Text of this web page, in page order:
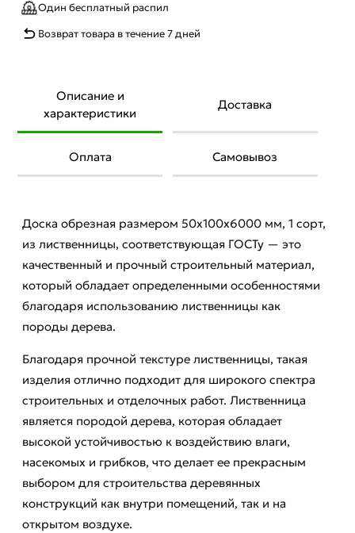
Один бесплатный распил
Возврат товара в течение 7 дней
Описание и
характеристики
Доставка
Оплата Самовывоз
Доска обрезная размером 50х100х6000 мм, 1 сорт,
из лиственницы, соответствующая ГОСТу — это
качественный и прочный строительный материал,
который обладает определенными особенностями
благодаря использованию лиственницы как
породы дерева.
Благодаря прочной текстуре лиственницы, такая
изделия отлично подходит для широкого спектра
строительных и отделочных работ. Лиственница
является породой дерева, которая обладает
высокой устойчивостью к воздействию влаги,
насекомых и грибков, что делает ее прекрасным
выбором для строительства деревянных
конструкций как внутри помещений, так и на
открытом воздухе.